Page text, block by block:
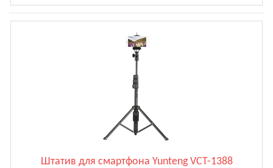
Штатив для смартфона Yunteng VCT-1388